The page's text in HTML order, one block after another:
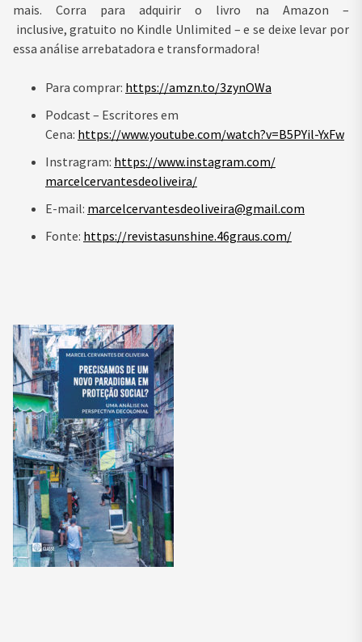
mais. Corra para adquirir o livro na Amazon –
inclusive, gratuito no Kindle Unlimited – e se deixe levar por
essa análise arrebatadora e transformadora!
Para comprar: https://amzn.to/3zynOWa
Podcast – Escritores em
Cena: https://www.youtube.com/watch?v=B5PYil-YxFw
Instragram: https://www.instagram.com/
marcelcervantesdeoliveira/
E-mail: marcelcervantesdeoliveira@gmail.com
Fonte: https://revistasunshine.46graus.com/